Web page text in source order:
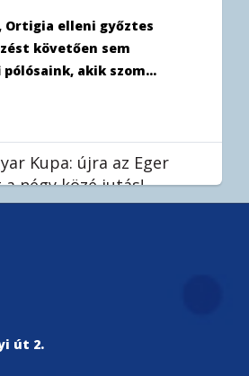
elleni győztes
követően sem
akik szom...
Kupa: újra az Eger
négy közé jutás!
tanítványai a szerdai, egri
újra összecsapnak a
azonban...
könnyed győzelem
út 2.